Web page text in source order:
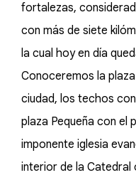
fortalezas,
con más de siete
la cual hoy en día
Conoceremos la
ciudad, los techos
plaza Pequeña con el
imponente iglesia
interior de la Catedral